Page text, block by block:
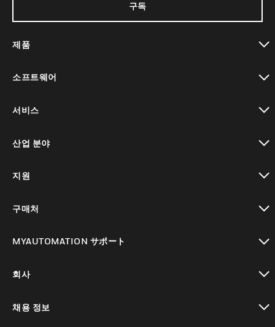
구독
제품
소프트웨어
서비스
산업 분야
지원
구매처
MYAUTOMATION サポート
회사
채용 정보